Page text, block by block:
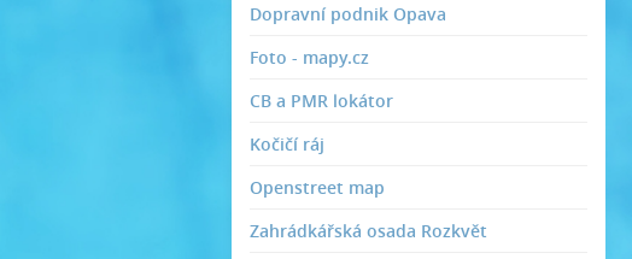
Dopravní podnik Opava
Foto - mapy.cz
CB a PMR lokátor
Kočičí ráj
Openstreet map
Zahrádkářská osada Rozkvět